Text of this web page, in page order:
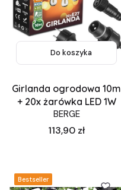
Do koszyka
Girlanda ogrodowa 10m
+ 20x żarówka LED 1W
BERGE
Cena
113,90 zł
Bestseller